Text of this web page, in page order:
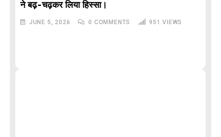
ने बढ़-चढ़कर लिया हिस्सा।
JUNE 5, 2026 0 COMMENTS 951 VIEWS